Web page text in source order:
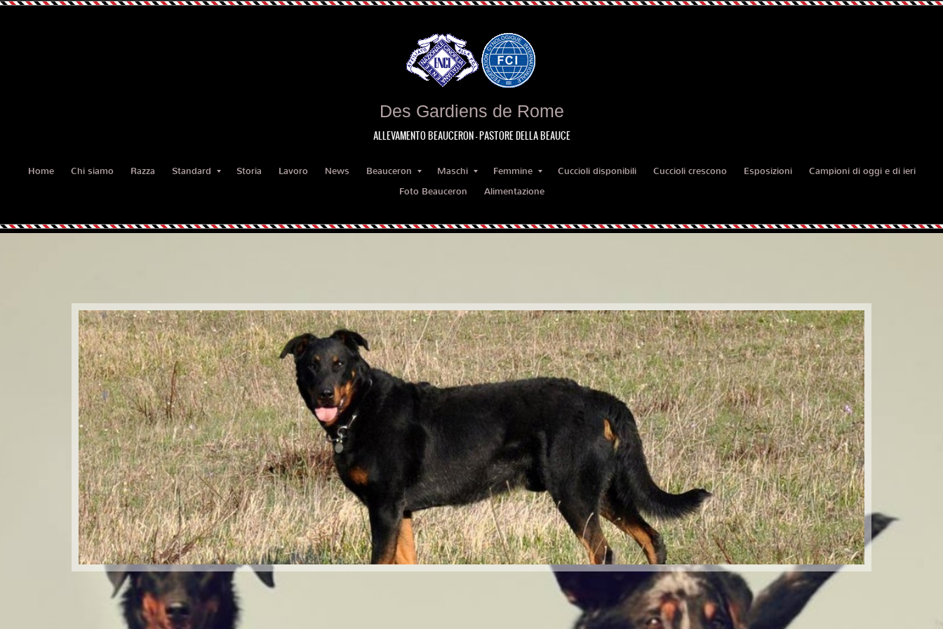
Des Gardiens de Rome
ALLEVAMENTO BEAUCERON - PASTORE DELLA BEAUCE
Home Chi siamo Razza Standard Storia Lavoro News Beauceron Maschi Femmine Cuccioli disponibili Cuccioli crescono Esposizioni
Campioni di oggi e di ieri
Foto Beauceron
Alimentazione